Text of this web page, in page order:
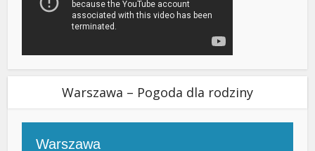
Warszawa – Pogoda dla rodziny